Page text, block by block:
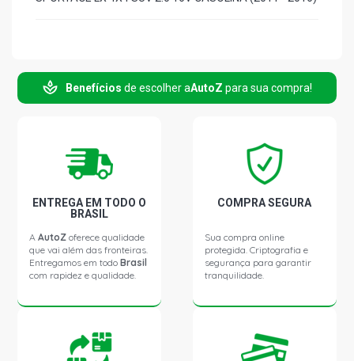
Benefícios de escolher aAutoZ para sua compra!
ENTREGA EM TODO O
BRASIL
AAutoZ oferece qualidade
que vai além das fronteiras.
Entregamos em todoBrasil
com rapidez e qualidade.
COMPRA SEGURA
Sua compra online
protegida. Criptografia e
segurança para garantir
tranquilidade.